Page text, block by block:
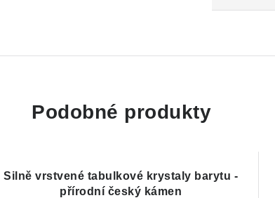
Podobné produkty
Silně vrstvené tabulkové krystaly barytu -
přírodní český kámen